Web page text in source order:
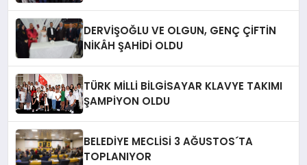
DERVİŞOĞLU VE OLGUN, GENÇ ÇİFTİN
NİKÂH ŞAHİDİ OLDU
TÜRK MİLLİ BİLGİSAYAR KLAVYE TAKIMI
ŞAMPİYON OLDU
BELEDİYE MECLİSİ 3 AĞUSTOS´TA
TOPLANIYOR